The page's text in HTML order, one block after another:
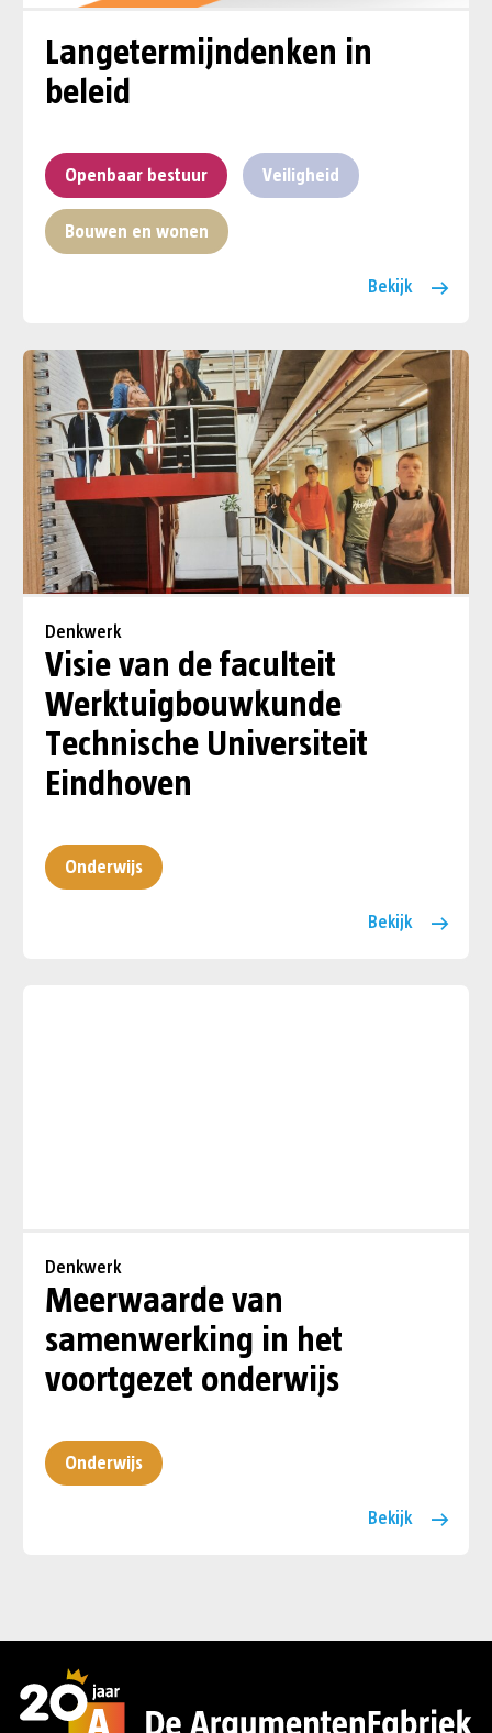
Langetermijndenken in
beleid
Openbaar bestuur Veiligheid
Bouwen en wonen
Bekijk
Denkwerk
Visie van de faculteit
Werktuigbouw­kunde
Technische Universiteit
Eindhoven
Onderwijs
Bekijk
Denkwerk
Meerwaarde van
samenwerking in het
voortgezet onderwijs
Onderwijs
Bekijk